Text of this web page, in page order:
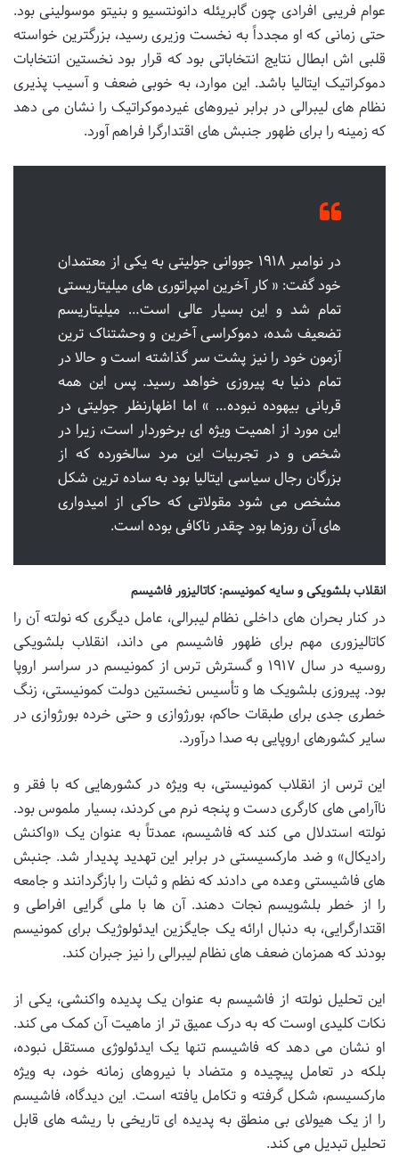
عوام فریبی افرادی چون گابریئله دانونتسیو و بنیتو موسولینی بود.
حتی زمانی که او مجدداً به نخست وزیری رسید، بزرگترین خواسته
قلبی اش ابطال نتایج انتخاباتی بود که قرار بود نخستین انتخابات
دموکراتیک ایتالیا باشد. این موارد، به خوبی ضعف و آسیب پذیری
نظام های لیبرالی در برابر نیروهای غیردموکراتیک را نشان می دهد
که زمینه را برای ظهور جنبش های اقتدارگرا فراهم آورد.
در نوامبر ۱۹۱۸ جووانی جولیتی به یکی از معتمدان
خود گفت: « کار آخرین امپراتوری های میلیتاریستی
تمام شد و این بسیار عالی است… میلیتاریسم
تضعیف شده، دموکراسی آخرین و وحشتناک ترین
آزمون خود را نیز پشت سر گذاشته است و حالا در
تمام دنیا به پیروزی خواهد رسید. پس این همه
قربانی بیهوده نبوده… » اما اظهارنظر جولیتی در
این مورد از اهمیت ویژه ای برخوردار است، زیرا در
شخص و در تجربیات این مرد سالخورده که از
بزرگان رجال سیاسی ایتالیا بود به ساده ترین شکل
مشخص می شود مقولاتی که حاکی از امیدواری
های آن روزها بود چقدر ناکافی بوده است.
انقلاب بلشویکی و سایه کمونیسم: کاتالیزور فاشیسم
در کنار بحران های داخلی نظام لیبرالی، عامل دیگری که نولته آن را
کاتالیزوری مهم برای ظهور فاشیسم می داند، انقلاب بلشویکی
روسیه در سال ۱۹۱۷ و گسترش ترس از کمونیسم در سراسر اروپا
بود. پیروزی بلشویک ها و تأسیس نخستین دولت کمونیستی، زنگ
خطری جدی برای طبقات حاکم، بورژوازی و حتی خرده بورژوازی در
سایر کشورهای اروپایی به صدا درآورد.
این ترس از انقلاب کمونیستی، به ویژه در کشورهایی که با فقر و
ناآرامی های کارگری دست و پنجه نرم می کردند، بسیار ملموس بود.
نولته استدلال می کند که فاشیسم، عمدتاً به عنوان یک «واکنش
رادیکال» و ضد مارکسیستی در برابر این تهدید پدیدار شد. جنبش
های فاشیستی وعده می دادند که نظم و ثبات را بازگردانند و جامعه
را از خطر بلشویسم نجات دهند. آن ها با ملی گرایی افراطی و
اقتدارگرایی، به دنبال ارائه یک جایگزین ایدئولوژیک برای کمونیسم
بودند که همزمان ضعف های نظام لیبرالی را نیز جبران کند.
این تحلیل نولته از فاشیسم به عنوان یک پدیده واکنشی، یکی از
نکات کلیدی اوست که به درک عمیق تر از ماهیت آن کمک می کند.
او نشان می دهد که فاشیسم تنها یک ایدئولوژی مستقل نبوده،
بلکه در تعامل پیچیده و متضاد با نیروهای زمانه خود، به ویژه
مارکسیسم، شکل گرفته و تکامل یافته است. این دیدگاه، فاشیسم
را از یک هیولای بی منطق به پدیده ای تاریخی با ریشه های قابل
تحلیل تبدیل می کند.